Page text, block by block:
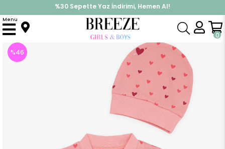
%30 Sepette Yaz İndirimi, Hemen Al!
İndirimlere ek %10 İndirimi Kap, Hemen Üye Ol!
0
Menu
Anasayfa Tulum Kız Bebek Patikli Tulum Renkli Kalp Desenli Narçiçeği (4 Ay)
%46